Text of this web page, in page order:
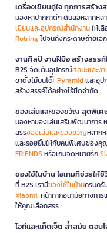
เครื่องเขียนคู่ใจ ทุกการสร้าง
มองหาปากกาดีๆ ดินสอหลากห
เขียนและอุปกรณ์สำนักงานให้เ
Rotringไปจนถึงกระดาษถ่ายเอ
งานศิลป์ งานฝีมือ สร้างสรรค์
B2S จัดเต็มอุปกรณ์ศิลปะและง
ขาตั้งไม้บนโต๊ะPyramidและอุ
สร้างสรรค์ได้อย่างไร้ขีดจำกัด
ของเล่นและของขวัญ สุดพิเศ
มองหาของเล่นเสริมพัฒนาการ
สรรของเล่นและของขวัญหลาก
และรอยยิ้มให้กับคนพิเศษของคุ
FRIENDS หรือเกมจดหมายรัก
ของใช้ในบ้าน ไอเทมที่ช่วยให้
ที่ B2S เรามีของใช้ในบ้านครบครั
Xiaomi, หน้ากากอนามัยทางกา
ให้คุณเลือกสรร
ไอทีและแก็ดเจ็ต ล้ำสมัย ตอบ